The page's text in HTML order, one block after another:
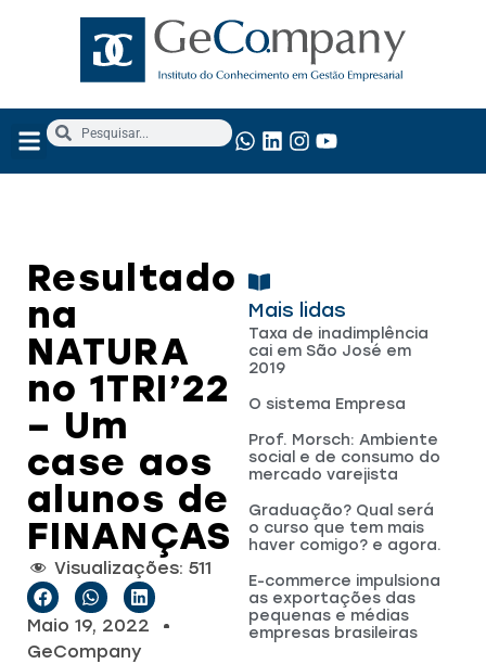
Resultado
na
NATURA
no 1TRI’22
– Um
case aos
alunos de
FINANÇAS
Visualizações: 511
Maio 19, 2022
GeCompany
Mais lidas
Taxa de inadimplência
cai em São José em
2019
O sistema Empresa
Prof. Morsch: Ambiente
social e de consumo do
mercado varejista
Graduação? Qual será
o curso que tem mais
haver comigo? e agora.
E-commerce impulsiona
as exportações das
pequenas e médias
empresas brasileiras